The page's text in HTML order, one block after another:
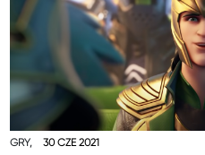
GRY, 30 CZE 2021